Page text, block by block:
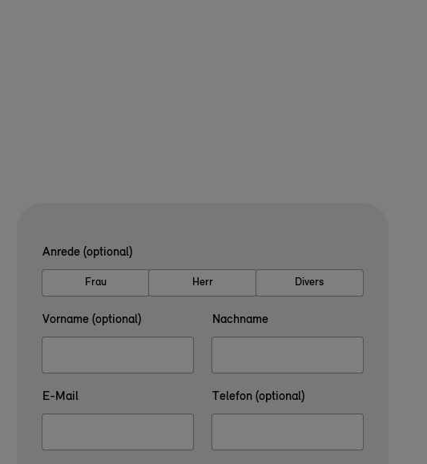
Anrede (optional)
Frau Herr Divers
Vorname (optional) Nachname
E-Mail Telefon (optional)